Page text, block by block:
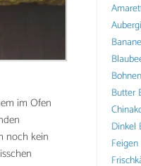
im Ofen
noch kein
Banane
Bohnen
Butter
Dinkel
Feigen